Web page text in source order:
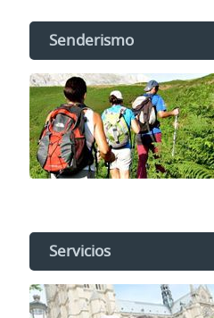
Senderismo
Servicios